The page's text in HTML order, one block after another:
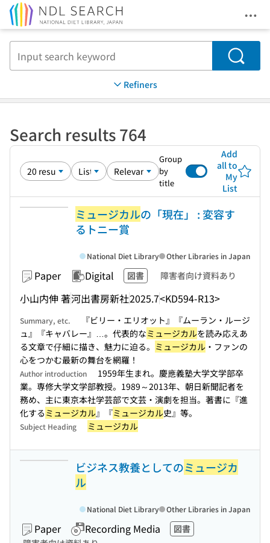
Search
Refiners
Search results 764
Group
by
title
Add
all to
My
List
ミュージカルの「現在」 : 変容す
るトニー賞
Paper Digital 図書 障害者向け資料あり
小山内伸 著河出書房新社2025.7<KD594-R13>
National Diet Library Other Libraries in Japan
Summary, etc.
『ビリー・エリオット』『ムーラン・ルージ
ュ』『キャバレー』…。代表的なミュージカルを読み応えあ
る文章で仔細に描き、魅力に迫る。 ミュージカル ・ファンの
心をつかむ最新の舞台を網羅！
Author introduction
1959年生まれ。慶應義塾大学文学部卒
業。専修大学文学部教授。1989～2013年、朝日新聞記者を
務め、主に東京本社学芸部で文芸・演劇を担当。著書に『進
化する ミュージカル』『ミュージカル史』等。
Subject Heading ミュージカル
ビジネス教養としてのミュージカ
ル
Paper Recording Media
図書
National Diet Library Other Libraries in Japan